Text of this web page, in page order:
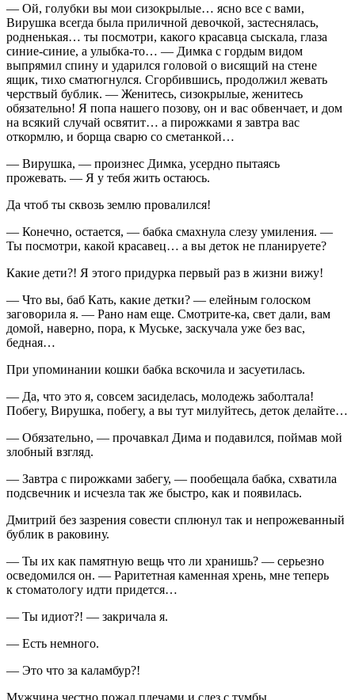
— Ой, голубки вы мои сизокрылые… ясно все с вами,
Вирушка всегда была приличной девочкой, застеснялась,
родненькая… ты посмотри, какого красавца сыскала, глаза
синие-синие, а улыбка-то… — Димка с гордым видом
выпрямил спину и ударился головой о висящий на стене
ящик, тихо сматюгнулся. Сгорбившись, продолжил жевать
черствый бублик. — Женитесь, сизокрылые, женитесь
обязательно! Я попа нашего позову, он и вас обвенчает, и дом
на всякий случай освятит… а пирожками я завтра вас
откормлю, и борща сварю со сметанкой…
— Вирушка, — произнес Димка, усердно пытаясь
прожевать. — Я у тебя жить остаюсь.
Да чтоб ты сквозь землю провалился!
— Конечно, остается, — бабка смахнула слезу умиления. —
Ты посмотри, какой красавец… а вы деток не планируете?
Какие дети?! Я этого придурка первый раз в жизни вижу!
— Что вы, баб Кать, какие детки? — елейным голоском
заговорила я. — Рано нам еще. Смотрите-ка, свет дали, вам
домой, наверно, пора, к Муське, заскучала уже без вас,
бедная…
При упоминании кошки бабка вскочила и засуетилась.
— Да, что это я, совсем засиделась, молодежь заболтала!
Побегу, Вирушка, побегу, а вы тут милуйтесь, деток делайте…
— Обязательно, — прочавкал Дима и подавился, поймав мой
злобный взгляд.
— Завтра с пирожками забегу, — пообещала бабка, схватила
подсвечник и исчезла так же быстро, как и появилась.
Дмитрий без зазрения совести сплюнул так и непрожеванный
бублик в раковину.
— Ты их как памятную вещь что ли хранишь? — серьезно
осведомился он. — Раритетная каменная хрень, мне теперь
к стоматологу идти придется…
— Ты идиот?! — закричала я.
— Есть немного.
— Это что за каламбур?!
Мужчина честно пожал плечами и слез с тумбы.